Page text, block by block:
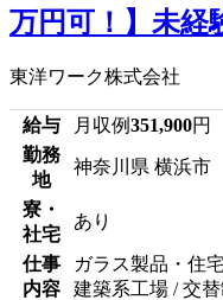
万円可！】未経
東洋ワーク株式会社
給与 月収例351,900円
勤務
地
神奈川県 横浜市
寮・
社宅
あり
仕事
内容
ガラス製品・住
建築系工場 / 交替